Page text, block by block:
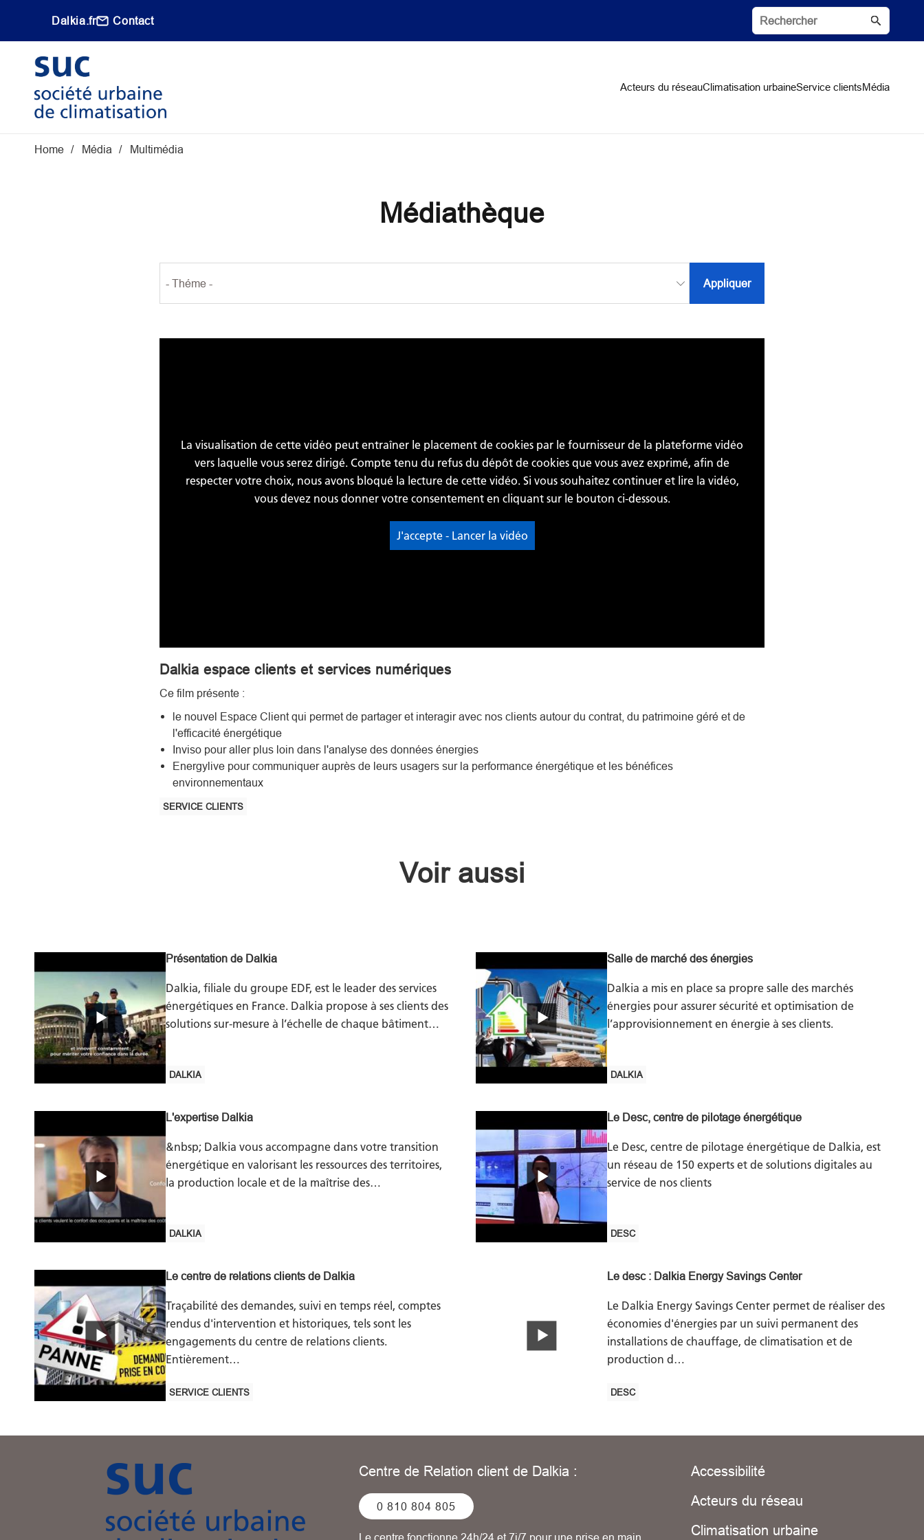
Dalkia.fr Contact
Acteurs du réseauClimatisation urbaineService clientsMédia
Fil d'Ariane
Home Média Multimédia
Médiathèque
La visualisation de cette vidéo peut entraîner le placement de cookies par le fournisseur de la plateforme vidéo
vers laquelle vous serez dirigé. Compte tenu du refus du dépôt de cookies que vous avez exprimé, afin de
respecter votre choix, nous avons bloqué la lecture de cette vidéo. Si vous souhaitez continuer et lire la vidéo,
vous devez nous donner votre consentement en cliquant sur le bouton ci-dessous.
J'accepte - Lancer la vidéo
Dalkia espace clients et services numériques
Ce film présente :
le nouvel Espace Client qui permet de partager et interagir avec nos clients autour du contrat, du patrimoine géré et de
l'efficacité énergétique
Inviso pour aller plus loin dans l'analyse des données énergies
Energylive pour communiquer auprès de leurs usagers sur la performance énergétique et les bénéfices
environnementaux
SERVICE CLIENTS
Voir aussi
Présentation de Dalkia
Dalkia, filiale du groupe EDF, est le leader des services
énergétiques en France. Dalkia propose à ses clients des
solutions sur-mesure à l’échelle de chaque bâtiment…
DALKIA
Salle de marché des énergies
Dalkia a mis en place sa propre salle des marchés
énergies pour assurer sécurité et optimisation de
l’approvisionnement en énergie à ses clients.
DALKIA
L'expertise Dalkia
&nbsp; Dalkia vous accompagne dans votre transition
énergétique en valorisant les ressources des territoires,
la production locale et de la maîtrise des…
DALKIA
Le Desc, centre de pilotage énergétique
Le Desc, centre de pilotage énergétique de Dalkia, est
un réseau de 150 experts et de solutions digitales au
service de nos clients
DESC
Le centre de relations clients de Dalkia
Traçabilité des demandes, suivi en temps réel, comptes
rendus d'intervention et historiques, tels sont les
engagements du centre de relations clients.
Entièrement…
SERVICE CLIENTS
Le desc : Dalkia Energy Savings Center
Le Dalkia Energy Savings Center permet de réaliser des
économies d'énergies par un suivi permanent des
installations de chauffage, de climatisation et de
production d…
DESC
Centre de Relation client de Dalkia :
0 810 804 805
Le centre fonctionne 24h/24 et 7j/7 pour une prise en main
Accessibilité
Acteurs du réseau
Climatisation urbaine